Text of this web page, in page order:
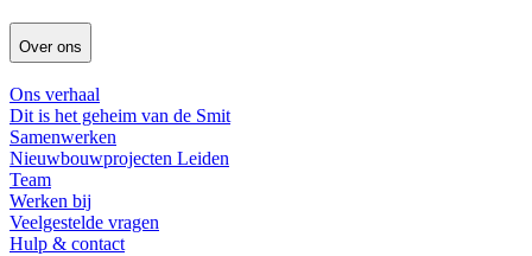
Over ons
Ons verhaal
Dit is het geheim van de Smit
Samenwerken
Nieuwbouwprojecten Leiden
Team
Werken bij
Veelgestelde vragen
Hulp & contact